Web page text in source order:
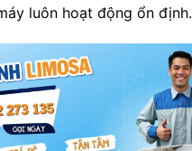
luôn hoạt động ổn định.